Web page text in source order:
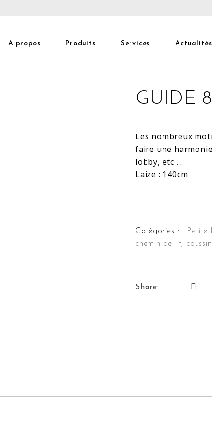
A propos Produits Services Actualités
GUIDE 8
Les nombreux
faire une
lobby, etc …
Laize : 140cm
Catégories : Petite
chemin de lit, coussin
Share: